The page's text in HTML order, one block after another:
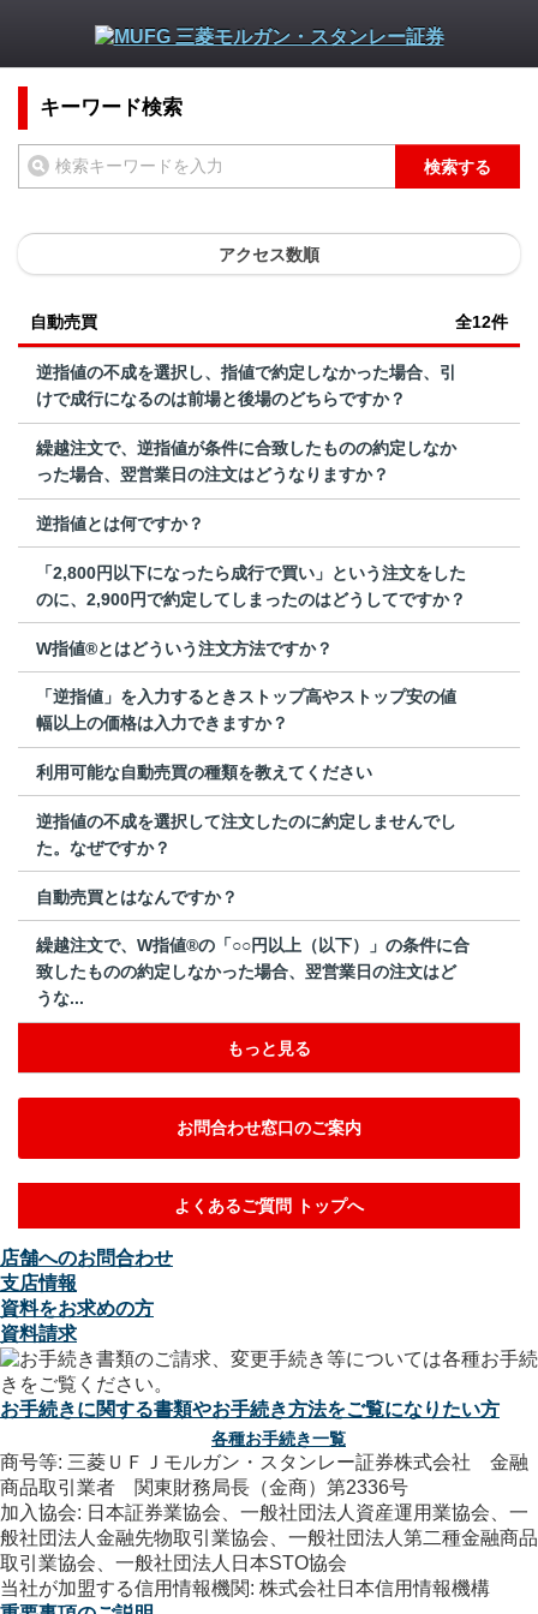
キーワード検索
検索する
アクセス数順
自動売買 全12件
逆指値の不成を選択し、指値で約定しなかった場合、引
けで成行になるのは前場と後場のどちらですか？
繰越注文で、逆指値が条件に合致したものの約定しなか
った場合、翌営業日の注文はどうなりますか？
逆指値とは何ですか？
「2,800円以下になったら成行で買い」という注文をした
のに、2,900円で約定してしまったのはどうしてですか？
W指値®とはどういう注文方法ですか？
「逆指値」を入力するときストップ高やストップ安の値
幅以上の価格は入力できますか？
利用可能な自動売買の種類を教えてください
逆指値の不成を選択して注文したのに約定しませんでし
た。なぜですか？
自動売買とはなんですか？
繰越注文で、W指値®の「○○円以上（以下）」の条件に合
致したものの約定しなかった場合、翌営業日の注文はど
うな...
もっと見る
お問合わせ窓口のご案内
よくあるご質問 トップへ
店舗へのお問合わせ
支店情報
資料をお求めの方
資料請求
お手続きに関する書類やお手続き方法をご覧になりたい方
各種お手続き一覧
商号等: 三菱ＵＦＪモルガン・スタンレー証券株式会社 金融
商品取引業者 関東財務局長（金商）第2336号
加入協会: 日本証券業協会、一般社団法人資産運用業協会、一
般社団法人金融先物取引業協会、一般社団法人第二種金融商品
取引業協会、一般社団法人日本STO協会
当社が加盟する信用情報機関: 株式会社日本信用情報機構